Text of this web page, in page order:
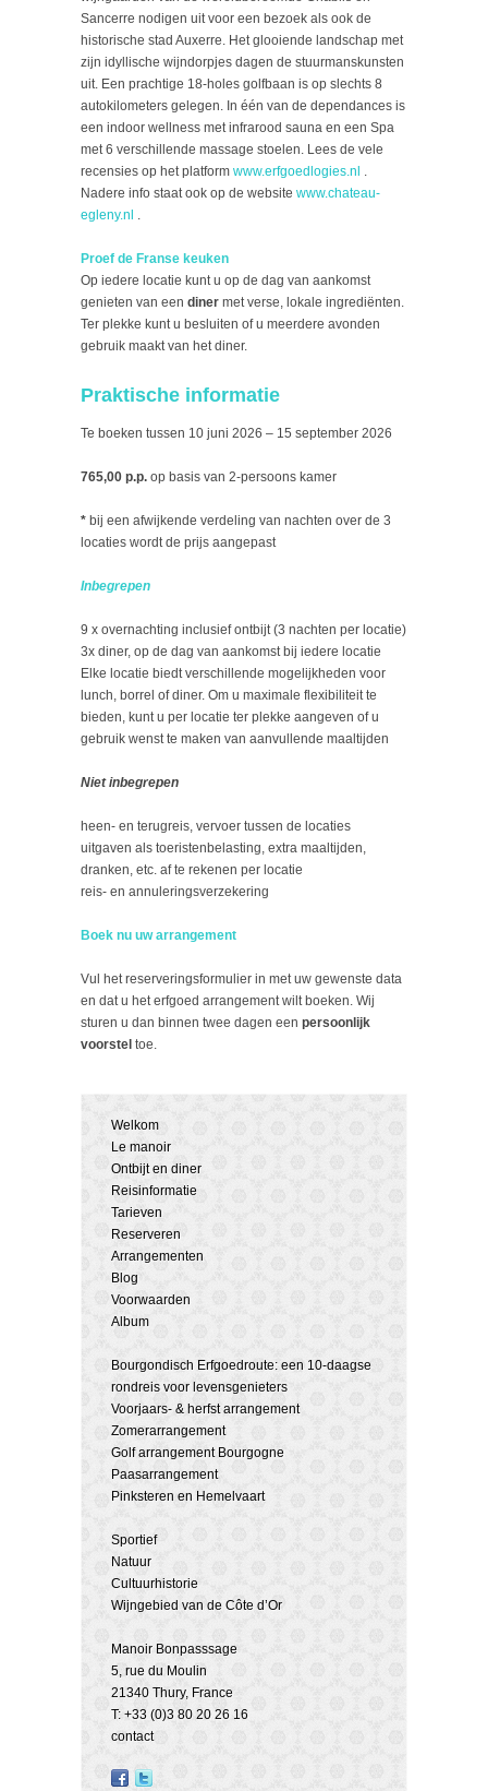
Sancerre nodigen uit voor een bezoek als ook de
historische stad Auxerre. Het glooiende landschap met
zijn idyllische wijndorpjes dagen de stuurmanskunsten
uit. Een prachtige 18-holes golfbaan is op slechts 8
autokilometers gelegen. In één van de dependances is
een indoor wellness met infrarood sauna en een Spa
met 6 verschillende massage stoelen. Lees de vele
recensies op het platform www.erfgoedlogies.nl .
Nadere info staat ook op de website www.chateau-
egleny.nl .
Proef de Franse keuken
Op iedere locatie kunt u op de dag van aankomst
genieten van een diner met verse, lokale ingrediënten.
Ter plekke kunt u besluiten of u meerdere avonden
gebruik maakt van het diner.
Praktische informatie
Te boeken tussen 10 juni 2026 – 15 september 2026
765,00 p.p. op basis van 2-persoons kamer
* bij een afwijkende verdeling van nachten over de 3
locaties wordt de prijs aangepast
Inbegrepen
9 x overnachting inclusief ontbijt (3 nachten per locatie)
3x diner, op de dag van aankomst bij iedere locatie
Elke locatie biedt verschillende mogelijkheden voor
lunch, borrel of diner. Om u maximale flexibiliteit te
bieden, kunt u per locatie ter plekke aangeven of u
gebruik wenst te maken van aanvullende maaltijden
Niet inbegrepen
heen- en terugreis, vervoer tussen de locaties
uitgaven als toeristenbelasting, extra maaltijden,
dranken, etc. af te rekenen per locatie
reis- en annuleringsverzekering
Boek nu uw arrangement
Vul het reserveringsformulier in met uw gewenste data
en dat u het erfgoed arrangement wilt boeken. Wij
sturen u dan binnen twee dagen een persoonlijk
voorstel toe.
Welkom
Le manoir
Ontbijt en diner
Reisinformatie
Tarieven
Reserveren
Arrangementen
Blog
Voorwaarden
Album
Bourgondisch Erfgoedroute: een 10-daagse
rondreis voor levensgenieters
Voorjaars- & herfst arrangement
Zomerarrangement
Golf arrangement Bourgogne
Paasarrangement
Pinksteren en Hemelvaart
Sportief
Natuur
Cultuurhistorie
Wijngebied van de Côte d’Or
Manoir Bonpasssage
5, rue du Moulin
21340 Thury, France
T: +33 (0)3 80 20 26 16
contact